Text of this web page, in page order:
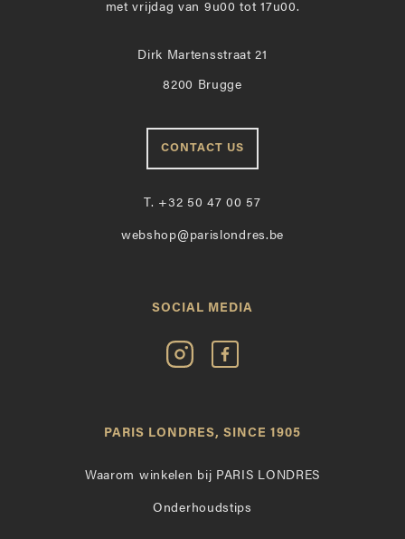
met vrijdag van 9u00 tot 17u00.
Dirk Martensstraat 21
8200 Brugge
CONTACT US
T. +32 50 47 00 57
webshop@parislondres.be
SOCIAL MEDIA
Volg
Paris
Instagram
Vind
op
PARIS LONDRES, SINCE 1905
Waarom winkelen bij PARIS LONDRES
Onderhoudstips